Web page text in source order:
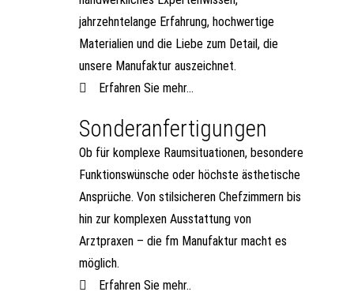
jahrzehntelange Erfahrung, hochwertige
Materialien und die Liebe zum Detail, die
unsere Manufaktur auszeichnet.
Erfahren Sie mehr...
Sonderanfertigungen
Ob für komplexe Raumsituationen, besondere
Funktionswünsche oder höchste ästhetische
Ansprüche. Von stilsicheren Chefzimmern bis
hin zur komplexen Ausstattung von
Arztpraxen – die fm Manufaktur macht es
möglich.
Erfahren Sie mehr..